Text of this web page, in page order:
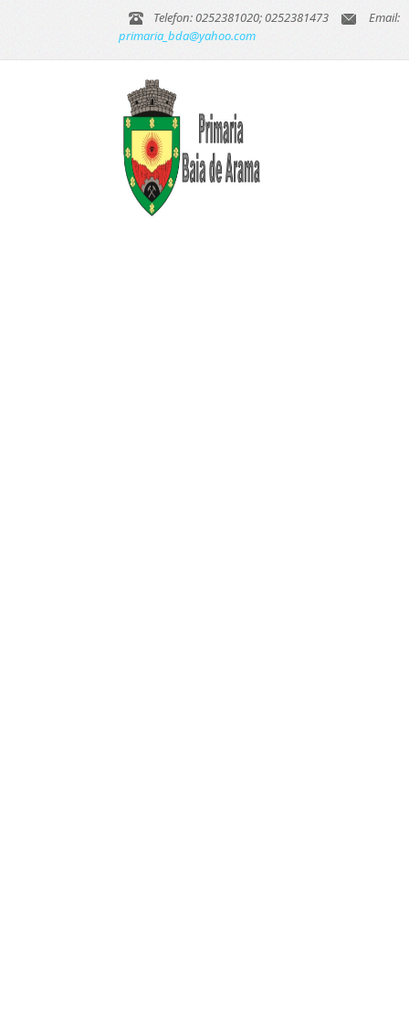
Telefon: 0252381020; 0252381473
Email:
primaria_bda@yahoo.com